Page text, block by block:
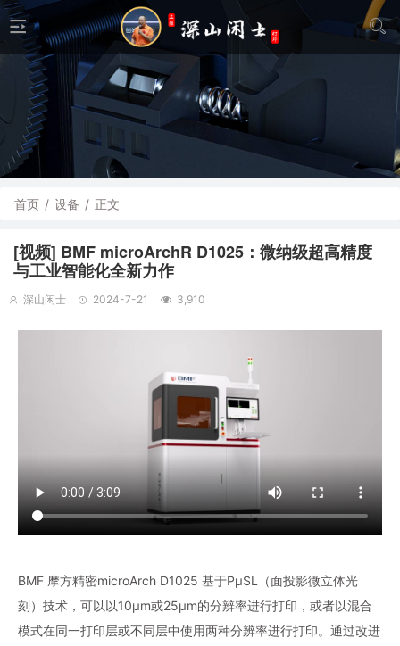
首页 / 设备 / 正文
[视频] BMF microArchR D1025：微纳级超高精度
与工业智能化全新力作
深山闲士 2024-7-21 3,910
BMF 摩方精密microArch D1025 基于PµSL（面投影微立体光
刻）技术，可以以10µm或25µm的分辨率进行打印，或者以混合
模式在同一打印层或不同层中使用两种分辨率进行打印。通过改进